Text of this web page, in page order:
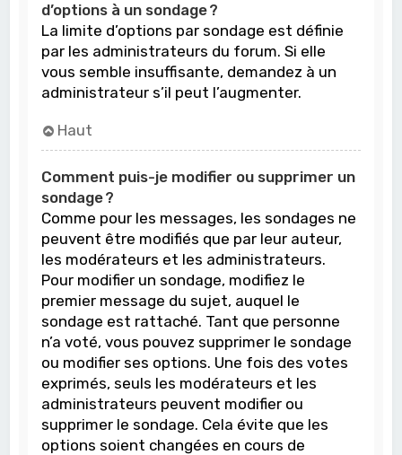
d’options à un sondage ?
La limite d’options par sondage est définie
par les administrateurs du forum. Si elle
vous semble insuffisante, demandez à un
administrateur s’il peut l’augmenter.
Haut
Comment puis-je modifier ou supprimer un
sondage ?
Comme pour les messages, les sondages ne
peuvent être modifiés que par leur auteur,
les modérateurs et les administrateurs.
Pour modifier un sondage, modifiez le
premier message du sujet, auquel le
sondage est rattaché. Tant que personne
n’a voté, vous pouvez supprimer le sondage
ou modifier ses options. Une fois des votes
exprimés, seuls les modérateurs et les
administrateurs peuvent modifier ou
supprimer le sondage. Cela évite que les
options soient changées en cours de